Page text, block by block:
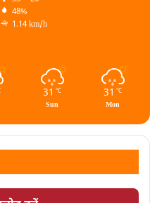
48%
1.14 km/h
31 ℃
Sun
31 ℃
Mon